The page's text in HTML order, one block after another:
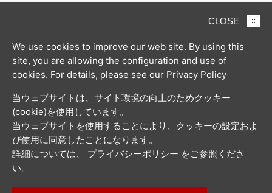
CLOSE
We use cookies to improve our web site. By using this
site, you are allowing the configuration and use of
cookies. For details, please see our Privacy Policy
当ウェブサイトは、サイト環境の向上のためクッキー
(cookie)を使用しています。
当ウェブサイトを使用することにより、クッキーの設定およ
び使用に同意したことになります。
詳細については、 プライバシーポリシー をご参照くださ
い。